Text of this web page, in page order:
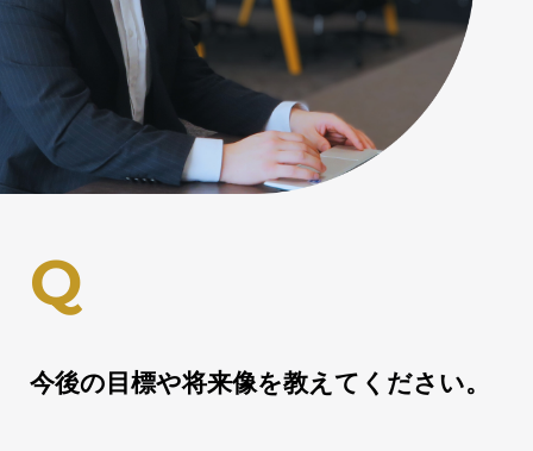
今後の目標や将来像を教えてください。